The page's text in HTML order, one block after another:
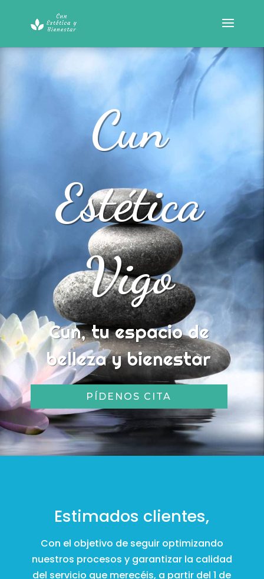
Cun
Estética
Vigo
Cun, tu espacio de
belleza y bienestar
PÍDENOS CITA
Estimados clientes,
Con el objetivo de seguir optimizando
nuestros procesos y garantizar la calidad
del servicio que merecéis, a partir del 1 de